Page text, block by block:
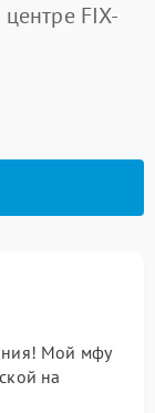
FIX-
Мой мфу
на